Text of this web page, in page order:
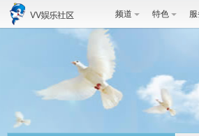
频道 特色